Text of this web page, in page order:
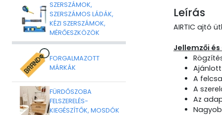
SZERSZÁMOK,
SZERSZÁMOS LÁDÁK,
KÉZI SZERSZÁMOK,
MÉRŐESZKÖZÖK
FORGALMAZOTT
MÁRKÁK
FÜRDŐSZOBA
FELSZERELÉS-
KIEGÉSZÍTŐK, MOSDÓK
Leírás
AIRTIC ajtó
Jellemzői
A
A
Az